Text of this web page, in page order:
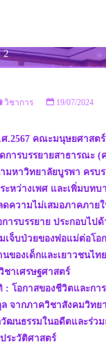
2
ณะมนุษยศาสตร์และสังคมศาสต
วิชาการ 19/07/2024
.2567 คณะมนุษยศาสต
ารบรรยายสาธารณะ (
มหาวิทยาลัยบูรพา ครบ
ะหว่างเพศ และเพิ่มบท
ความไม่เสมอภาคภายใ
ารบรรยาย ประกอบไปด้
เจ็บป่วยของพ่อแม่ต่อโอ
นของเด็กและเยาวชนไ
าเศรษฐศาสตร์
โอกาสของชีวิตและกา
จากภาควิชาสังคมวิทยา
ฒนธรรมในอดีตและร่ว
ระวัติศาสตร์